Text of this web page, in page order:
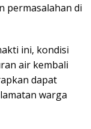
permasalahan di
ini, kondisi
air kembali
dapat
warga